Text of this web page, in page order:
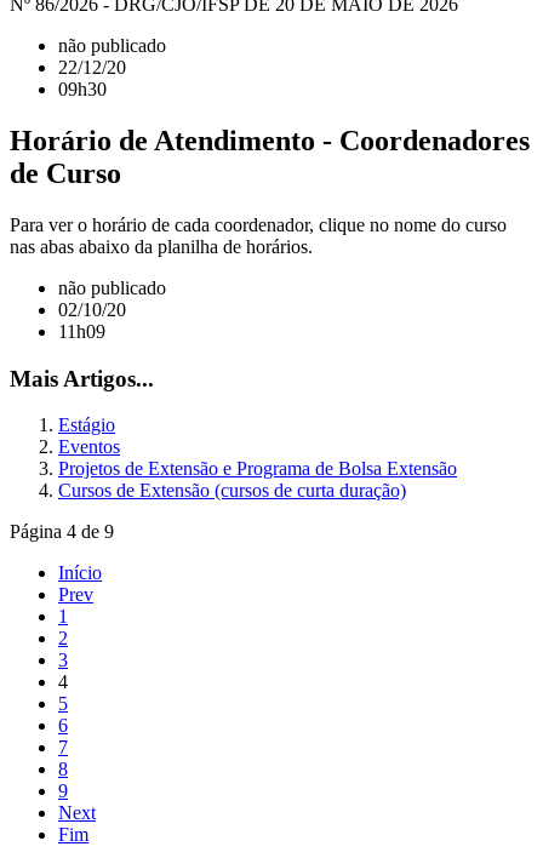
Nº 86/2026 - DRG/CJO/IFSP DE 20 DE MAIO DE 2026
não publicado
22/12/20
09h30
Horário de Atendimento - Coordenadores
de Curso
Para ver o horário de cada coordenador, clique no nome do curso
nas abas abaixo da planilha de horários.
não publicado
02/10/20
11h09
Mais Artigos...
Estágio
Eventos
Projetos de Extensão e Programa de Bolsa Extensão
Cursos de Extensão (cursos de curta duração)
Página 4 de 9
Início
Prev
1
2
3
4
5
6
7
8
9
Next
Fim